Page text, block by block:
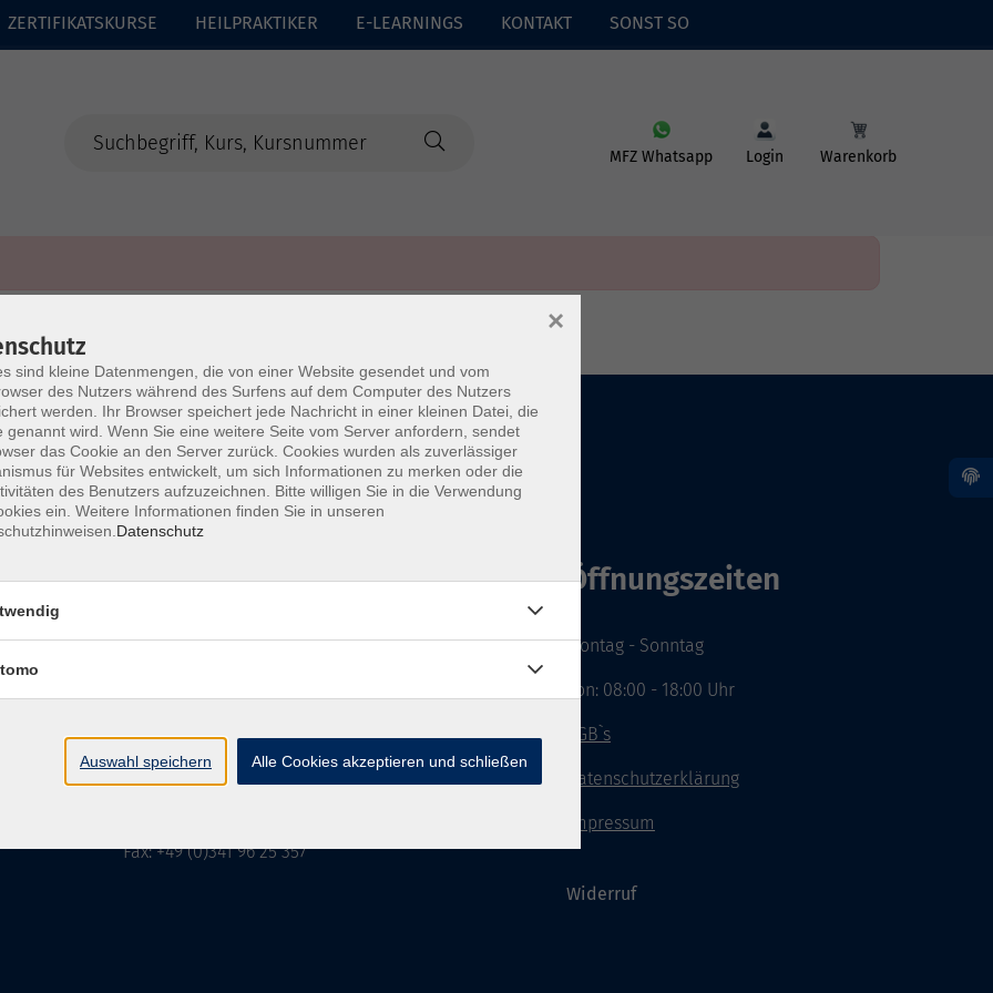
ZERTIFIKATSKURSE HEILPRAKTIKER E-LEARNINGS KONTAKT SONST SO
MFZ Whatsapp Login Warenkorb
MFZ LEIPZIG
04109 Leipzig
info@mfz-leipzig.de
Fax: +49 (0)341 96 25 357
Öffnungszeiten
Montag - Sonntag
von: 08:00 - 18:00 Uhr
AGB`s
Datenschutzerklärung
Impressum
Widerruf
sind kleine Datenmengen, die von einer Website gesendet und vom
des Nutzers während des Surfens auf dem Computer des Nutzers
werden. Ihr Browser speichert jede Nachricht in einer kleinen Datei, die
genannt wird. Wenn Sie eine weitere Seite vom Server anfordern, sendet
das Cookie an den Server zurück. Cookies wurden als zuverlässiger
für Websites entwickelt, um sich Informationen zu merken oder die
des Benutzers aufzuzeichnen. Bitte willigen Sie in die Verwendung
ein. Weitere Informationen finden Sie in unseren
Datenschutz
×
Auswahl speichern Alle Cookies akzeptieren und schließen